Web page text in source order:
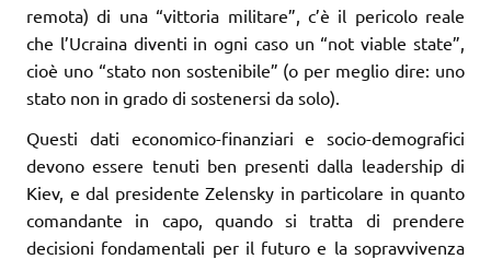
remota) di una “vittoria militare”, c’è il pericolo reale
che l’Ucraina diventi in ogni caso un “not viable state”,
cioè uno “stato non sostenibile” (o per meglio dire: uno
stato non in grado di sostenersi da solo).
Questi dati economico-finanziari e socio-demografici
devono essere tenuti ben presenti dalla leadership di
Kiev, e dal presidente Zelensky in particolare in quanto
comandante in capo, quando si tratta di prendere
decisioni fondamentali per il futuro e la sopravvivenza